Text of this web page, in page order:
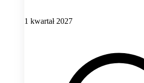
1 kwartał 2027